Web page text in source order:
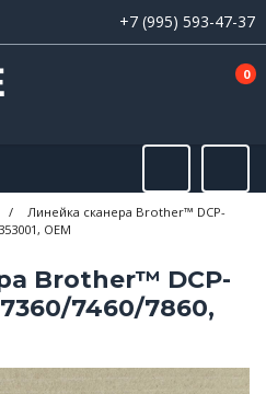
+7 (995) 593-47-37
0
/
Линейка сканера Brother™ DCP-
OEM
Brother™ DCP-
7460/7860,